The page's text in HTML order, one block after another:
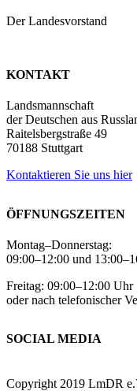
Der Landesvorstand
KONTAKT
Landsmannschaft
der Deutschen aus
Raitelsbergstraße 49
70188 Stuttgart
Kontaktieren Sie uns hier
ÖFFNUNGSZEITEN
Montag–Donnerstag:
09:00–12:00 und
Freitag: 09:00–12:00 Uhr
oder nach telefonischer
SOCIAL MEDIA
Copyright 2019 LmDR